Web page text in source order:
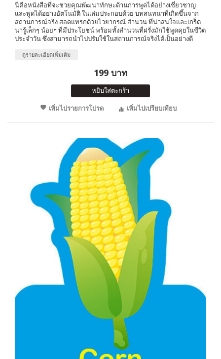
นี่คือหนังสือที่จะช่วยคุณพัฒนาทักษะด้านการพูดได้อย่างเชี่ยวชาญ
และพูดได้อย่างอัตโนมัติ ในเล่มประกอบด้วย บทสนทนาที่เกิดขึ้นจาก
สถานการณ์จริง สอดแทรกด้วยไวยากรณ์ สำนวน ที่น่าสนใจและเกร็ด
น่ารู้เล็กๆ น้อยๆ ที่มีประโยชน์ พร้อมทั้งสำนวนที่ฝรั่งมักใช้พูดคุยในชีวิต
ประจำวัน ซึ่งสามารถนำไปปรับใช้ในสถานการณ์จริงได้เป็นอย่างดี
ดูรายละเอียดเพิ่มเติม
199 บาท
หยิบใส่ตะกร้า
เพิ่มไปรายการโปรด
เพิ่มไปเปรียบเทียบ